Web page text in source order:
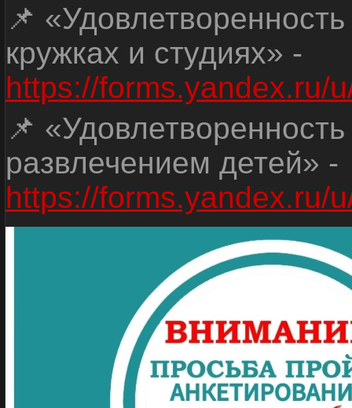
📌
кружках и студиях» -
https://forms.yandex.ru/
📌
развлечением детей» -
https://forms.yandex.ru/